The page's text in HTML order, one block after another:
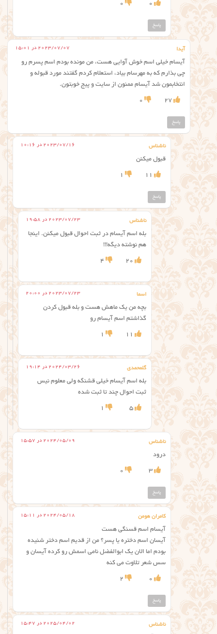
0
0
پاسخ
آیدا 2023/07/07 در 15:01
آیسام خیلی اسم خوش آوایی هست، من مونده بودم اسم پسرم رو
چی بذارم که به مهرسام بیاد، استعلام کردم گفتند مورد قبوله و
انتخابمون شد آیسام ممنون از سایت و پیج خوبتون.
27
0
پاسخ
ناشناس 2023/07/16 در 10:16
قبول میکنن
11
1
پاسخ
ناشناس 2023/07/23 در 19:58
بله اسم آیسام در ثبت احوال قبول میکنن. اینجا
هم نوشته دیگه!!!
20
4
اسما 2023/07/23 در 20:00
بچه من یک ماهش هست و بله قبول کردن
گذاشتم اسم آیسام رو
11
1
گلمحمدی 2024/03/26 در 19:14
بله اسم آیسام خیلی قشنگه ولی معلوم نیس
ثبت احوال چند تا ثبت شده
5
1
ناشناس 2024/05/09 در 15:57
درود
3
0
پاسخ
کامران هومن 2024/05/18 در 15:11
آیسام اسم قسنگی هست
آیسان اسم دختره یا پسر؟ من از قدیم اسم دختر شنیده
بودم اما الان یک ابوالفضل نامی اسمش رو کرده آیسان و
سس شعر تلاوت می کنه
0
2
پاسخ
ناشناس 2025/04/02 در 15:47